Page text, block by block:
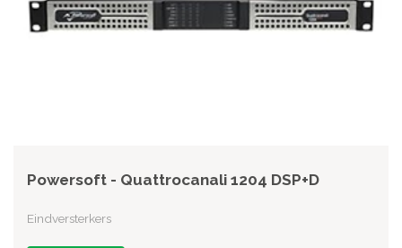
Powersoft - Quattrocanali 1204 DSP+D
Eindversterkers